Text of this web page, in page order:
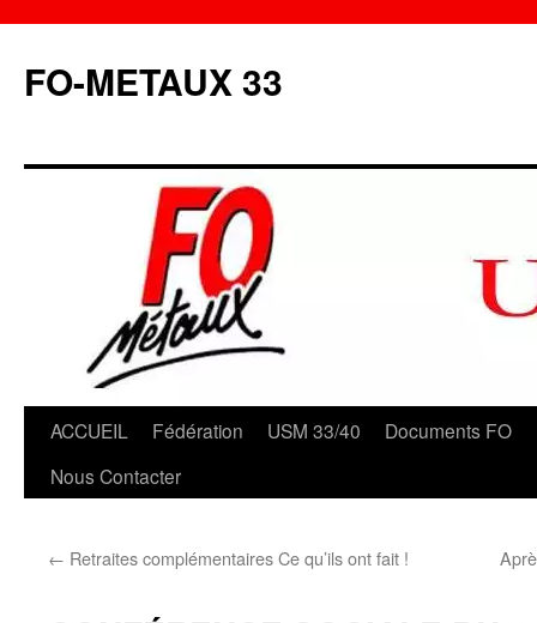
contenu
FO-METAUX 33
ACCUEIL Fédération USM 33/40 Documents FO
Nous Contacter
← Retraites complémentaires Ce qu’ils ont fait !